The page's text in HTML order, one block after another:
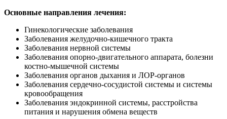
Основные направления лечения:
Гинекологические заболевания
Заболевания желудочно-кишечного тракта
Заболевания нервной системы
Заболевания опорно-двигательного аппарата, болезни
костно-мышечной системы
Заболевания органов дыхания и ЛОР-органов
Заболевания сердечно-сосудистой системы и системы
кровообращения
Заболевания эндокринной системы, расстройства
питания и нарушения обмена веществ